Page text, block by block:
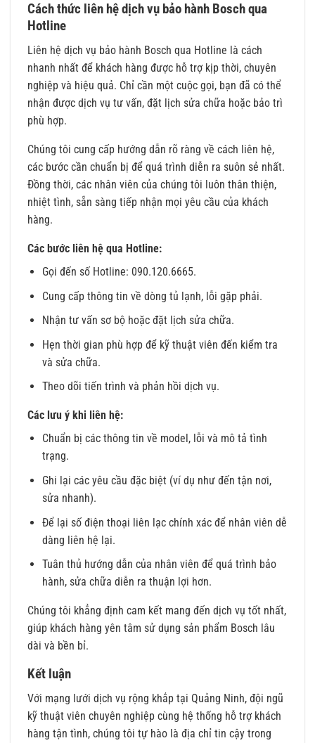
Cách thức liên hệ dịch vụ bảo hành Bosch qua
Hotline
Liên hệ dịch vụ bảo hành Bosch qua Hotline là cách
nhanh nhất để khách hàng được hỗ trợ kịp thời, chuyên
nghiệp và hiệu quả. Chỉ cần một cuộc gọi, bạn đã có thể
nhận được dịch vụ tư vấn, đặt lịch sửa chữa hoặc bảo trì
phù hợp.
Chúng tôi cung cấp hướng dẫn rõ ràng về cách liên hệ,
các bước cần chuẩn bị để quá trình diễn ra suôn sẻ nhất.
Đồng thời, các nhân viên của chúng tôi luôn thân thiện,
nhiệt tình, sẵn sàng tiếp nhận mọi yêu cầu của khách
hàng.
Các bước liên hệ qua Hotline:
Gọi đến số Hotline: 090.120.6665.
Cung cấp thông tin về dòng tủ lạnh, lỗi gặp phải.
Nhận tư vấn sơ bộ hoặc đặt lịch sửa chữa.
Hẹn thời gian phù hợp để kỹ thuật viên đến kiểm tra
và sửa chữa.
Theo dõi tiến trình và phản hồi dịch vụ.
Các lưu ý khi liên hệ:
Chuẩn bị các thông tin về model, lỗi và mô tả tình
trạng.
Ghi lại các yêu cầu đặc biệt (ví dụ như đến tận nơi,
sửa nhanh).
Để lại số điện thoại liên lạc chính xác để nhân viên dễ
dàng liên hệ lại.
Tuân thủ hướng dẫn của nhân viên để quá trình bảo
hành, sửa chữa diễn ra thuận lợi hơn.
Chúng tôi khẳng định cam kết mang đến dịch vụ tốt nhất,
giúp khách hàng yên tâm sử dụng sản phẩm Bosch lâu
dài và bền bỉ.
Kết luận
Với mạng lưới dịch vụ rộng khắp tại Quảng Ninh, đội ngũ
kỹ thuật viên chuyên nghiệp cùng hệ thống hỗ trợ khách
hàng tận tình, chúng tôi tự hào là địa chỉ tin cậy trong